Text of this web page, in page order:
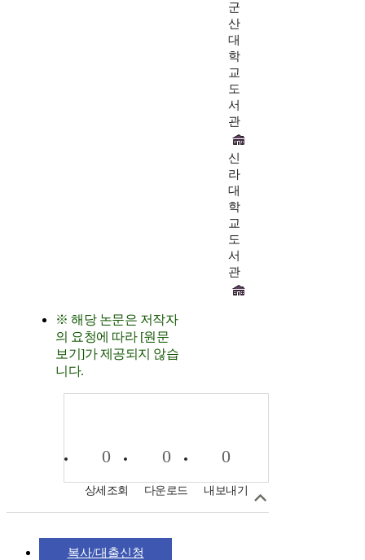
군
산
대
학
교
도
서
관
신
라
대
학
교
도
서
관
※ 해당 논문은 저작자
의 요청에 따라 [원문
보기]가 제공되지 않습
니다.
0
상세조회
0
다운로드
0
내보내기
복사/대출신청